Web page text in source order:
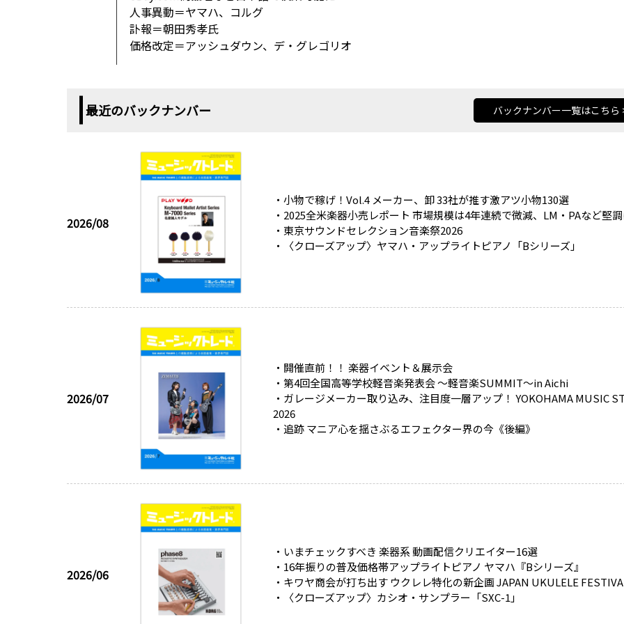
人事異動＝ヤマハ、コルグ
訃報＝朝田秀孝氏
価格改定＝アッシュダウン、デ・グレゴリオ
最近のバックナンバー バックナンバー一覧はこちら
2026/08
・小物で稼げ！Vol.4 メーカー、卸 33社が推す激アツ小物130選
・2025全米楽器小売レポート 市場規模は4年連続で微減、LM・PAなど堅
・東京サウンドセレクション音楽祭2026
・〈クローズアップ〉ヤマハ・アップライトピアノ「Bシリーズ」
2026/07
・開催直前！！ 楽器イベント＆展示会
・第4回全国高等学校軽音楽発表会 ～軽音楽SUMMIT～in Aichi
・ガレージメーカー取り込み、注目度一層アップ！ YOKOHAMA MUSIC
2026
・追跡 マニア心を揺さぶるエフェクター界の今《後編》
2026/06
・いまチェックすべき 楽器系 動画配信クリエイター16選
・16年振りの普及価格帯アップライトピアノ ヤマハ『Bシリーズ』
・キワヤ商会が打ち出す ウクレレ特化の新企画 JAPAN UKULELE
・〈クローズアップ〉カシオ・サンプラー「SXC-1」